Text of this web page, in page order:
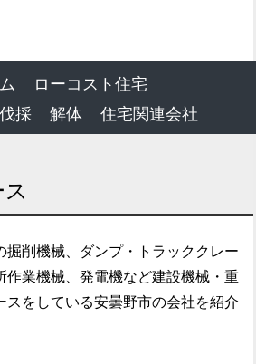
ローコスト住宅
伐採 解体 住宅関連会社
掘削機械、ダンプ・トラッククレー
作業機械、発電機など建設機械・重
スをしている安曇野市の会社を紹介